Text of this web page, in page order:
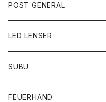
POST GENERAL
LED LENSER
SUBU
FEUERHAND